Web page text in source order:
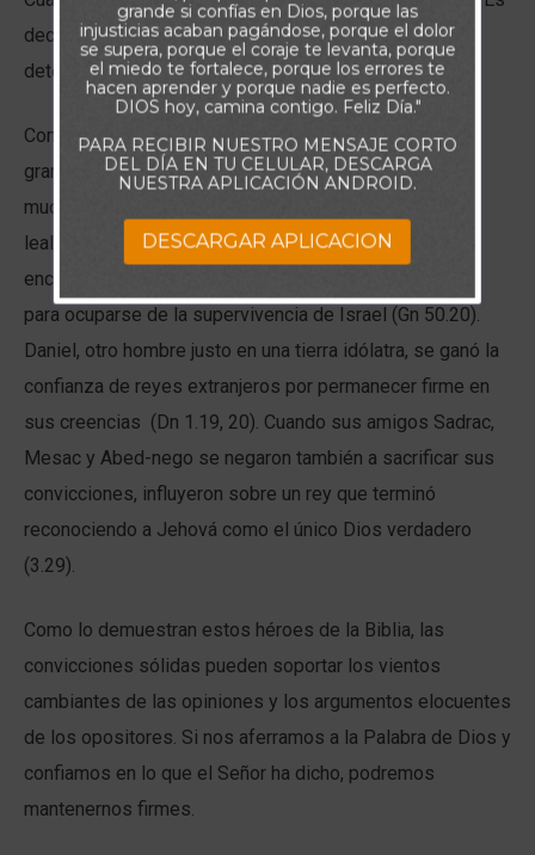
decir, mucha gente vacila en asuntos que requieren una
determinación firme.
Compare esta actitud con el modo de pensar de los
grandes hombres y mujeres de la Biblia. A pesar de
muchos años de trato injusto, José nunca vaciló en su
lealtad a los principios divinos. Como resultado, se
encontró en el lugar correcto en el momento adecuado
para ocuparse de la supervivencia de Israel (Gn 50.20).
Daniel, otro hombre justo en una tierra idólatra, se ganó la
confianza de reyes extranjeros por permanecer firme en
sus creencias (Dn 1.19, 20). Cuando sus amigos Sadrac,
Mesac y Abed-nego se negaron también a sacrificar sus
convicciones, influyeron sobre un rey que terminó
reconociendo a Jehová como el único Dios verdadero
(3.29).
Como lo demuestran estos héroes de la Biblia, las
convicciones sólidas pueden soportar los vientos
cambiantes de las opiniones y los argumentos elocuentes
de los opositores. Si nos aferramos a la Palabra de Dios y
confiamos en lo que el Señor ha dicho, podremos
mantenernos firmes.
grande si confías en Dios, porque las
injusticias acaban pagándose, porque el dolor
se supera, porque el coraje te levanta, porque
el miedo te fortalece, porque los errores te
hacen aprender y porque nadie es perfecto.
DIOS hoy, camina contigo. Feliz Día."
PARA RECIBIR NUESTRO MENSAJE CORTO
DEL DÍA EN TU CELULAR, DESCARGA
NUESTRA APLICACIÓN ANDROID.
DESCARGAR APLICACION